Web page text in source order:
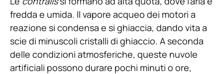
fredda e umida. Il vapore acqueo dei motori a
reazione si condensa e si ghiaccia, dando vita a
scie di minuscoli cristalli di ghiaccio. A seconda
delle condizioni atmosferiche, queste nuvole
artificiali possono durare pochi minuti o ore,